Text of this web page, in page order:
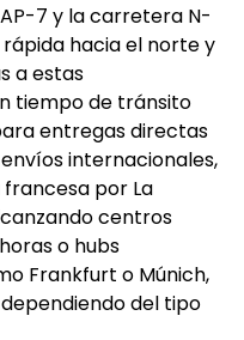
7 y la carretera N-
hacia el norte y
a estas
tiempo de tránsito
entregas directas
internacionales,
por La
centros
o hubs
Frankfurt o Múnich,
dependiendo del tipo